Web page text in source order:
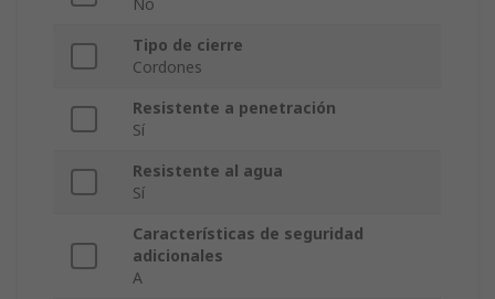
No
Tipo de cierre
Cordones
Resistente a penetración
Sí
Resistente al agua
Sí
Características de seguridad
adicionales
A